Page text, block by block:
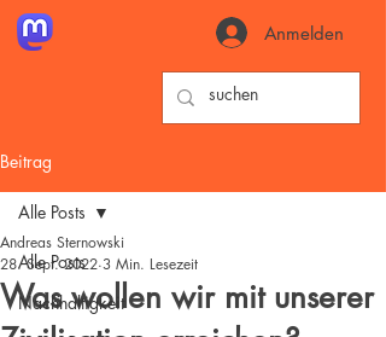
Anmelden
Beitrag
Alle Posts
Nachhaltigkeit
Alle Posts
Was wollen wir mit unserer
Andreas Sternowski
28. Sept. 2022 3 Min. Lesezeit